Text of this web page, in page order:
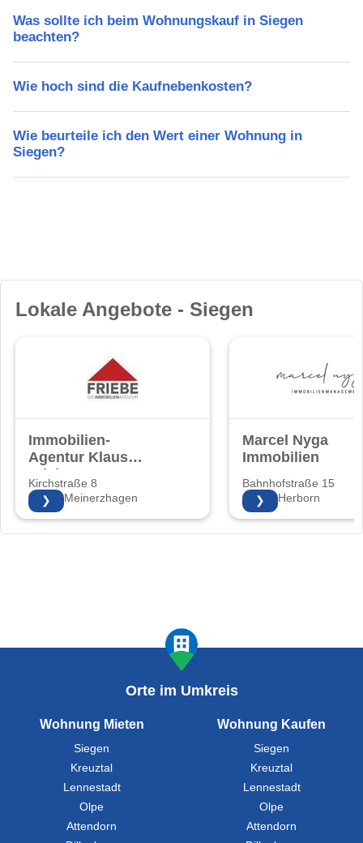
Was sollte ich beim Wohnungskauf in Siegen
beachten?
Wie hoch sind die Kaufnebenkosten?
Wie beurteile ich den Wert einer Wohnung in
Siegen?
Lokale Angebote - Siegen
Immobilien-
Agentur Klaus
Friebe
Kirchstraße 8
58540 Meinerzhagen
❯
Marcel Nyga
Immobilien
Bahnhofstraße 15
35745 Herborn
❯
Orte im Umkreis
Wohnung Mieten
Siegen
Kreuztal
Lennestadt
Olpe
Attendorn
Wohnung Kaufen
Siegen
Kreuztal
Lennestadt
Olpe
Attendorn